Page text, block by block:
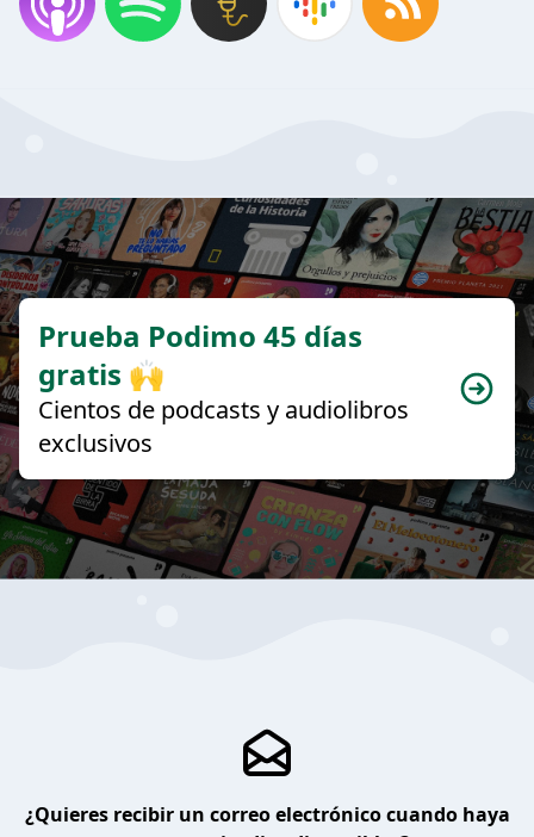
Prueba Podimo 45 días
gratis 🙌
Cientos de podcasts y audiolibros
exclusivos
¿Quieres recibir un correo electrónico cuando haya